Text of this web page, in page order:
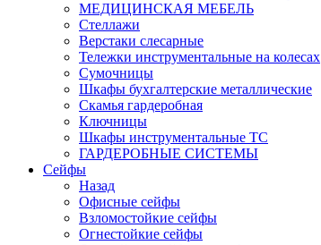
МЕДИЦИНСКАЯ МЕБЕЛЬ
Стеллажи
Верстаки слесарные
Тележки инструментальные на колесах
Сумочницы
Шкафы бухгалтерские металлические
Скамья гардеробная
Ключницы
Шкафы инструментальные ТС
ГАРДЕРОБНЫЕ СИСТЕМЫ
Сейфы
Назад
Офисные сейфы
Взломостойкие сейфы
Огнестойкие сейфы